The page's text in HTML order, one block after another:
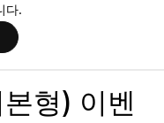
다.
형) 이벤